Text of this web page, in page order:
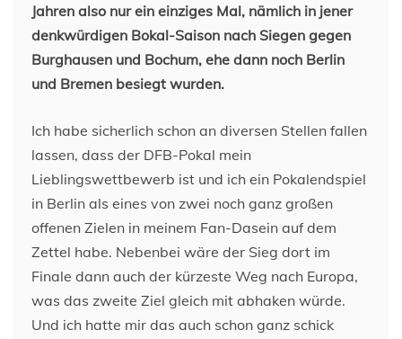
Jahren also nur ein einziges Mal, nämlich in jener
denkwürdigen Bokal-Saison nach Siegen gegen
Burghausen und Bochum, ehe dann noch Berlin
und Bremen besiegt wurden.
Ich habe sicherlich schon an diversen Stellen fallen
lassen, dass der DFB-Pokal mein
Lieblingswettbewerb ist und ich ein Pokalendspiel
in Berlin als eines von zwei noch ganz großen
offenen Zielen in meinem Fan-Dasein auf dem
Zettel habe. Nebenbei wäre der Sieg dort im
Finale dann auch der kürzeste Weg nach Europa,
was das zweite Ziel gleich mit abhaken würde.
Und ich hatte mir das auch schon ganz schick